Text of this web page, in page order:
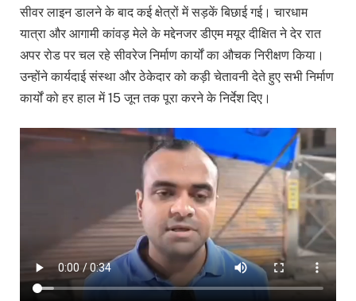
सीवर लाइन डालने के बाद कई क्षेत्रों में सड़कें बिछाई गई। चारधाम
यात्रा और आगामी कांवड़ मेले के मद्देनजर डीएम मयूर दीक्षित ने देर रात
अपर रोड पर चल रहे सीवरेज निर्माण कार्यों का औचक निरीक्षण किया।
उन्होंने कार्यदाई संस्था और ठेकेदार को कड़ी चेतावनी देते हुए सभी निर्माण
कार्यों को हर हाल में 15 जून तक पूरा करने के निर्देश दिए।